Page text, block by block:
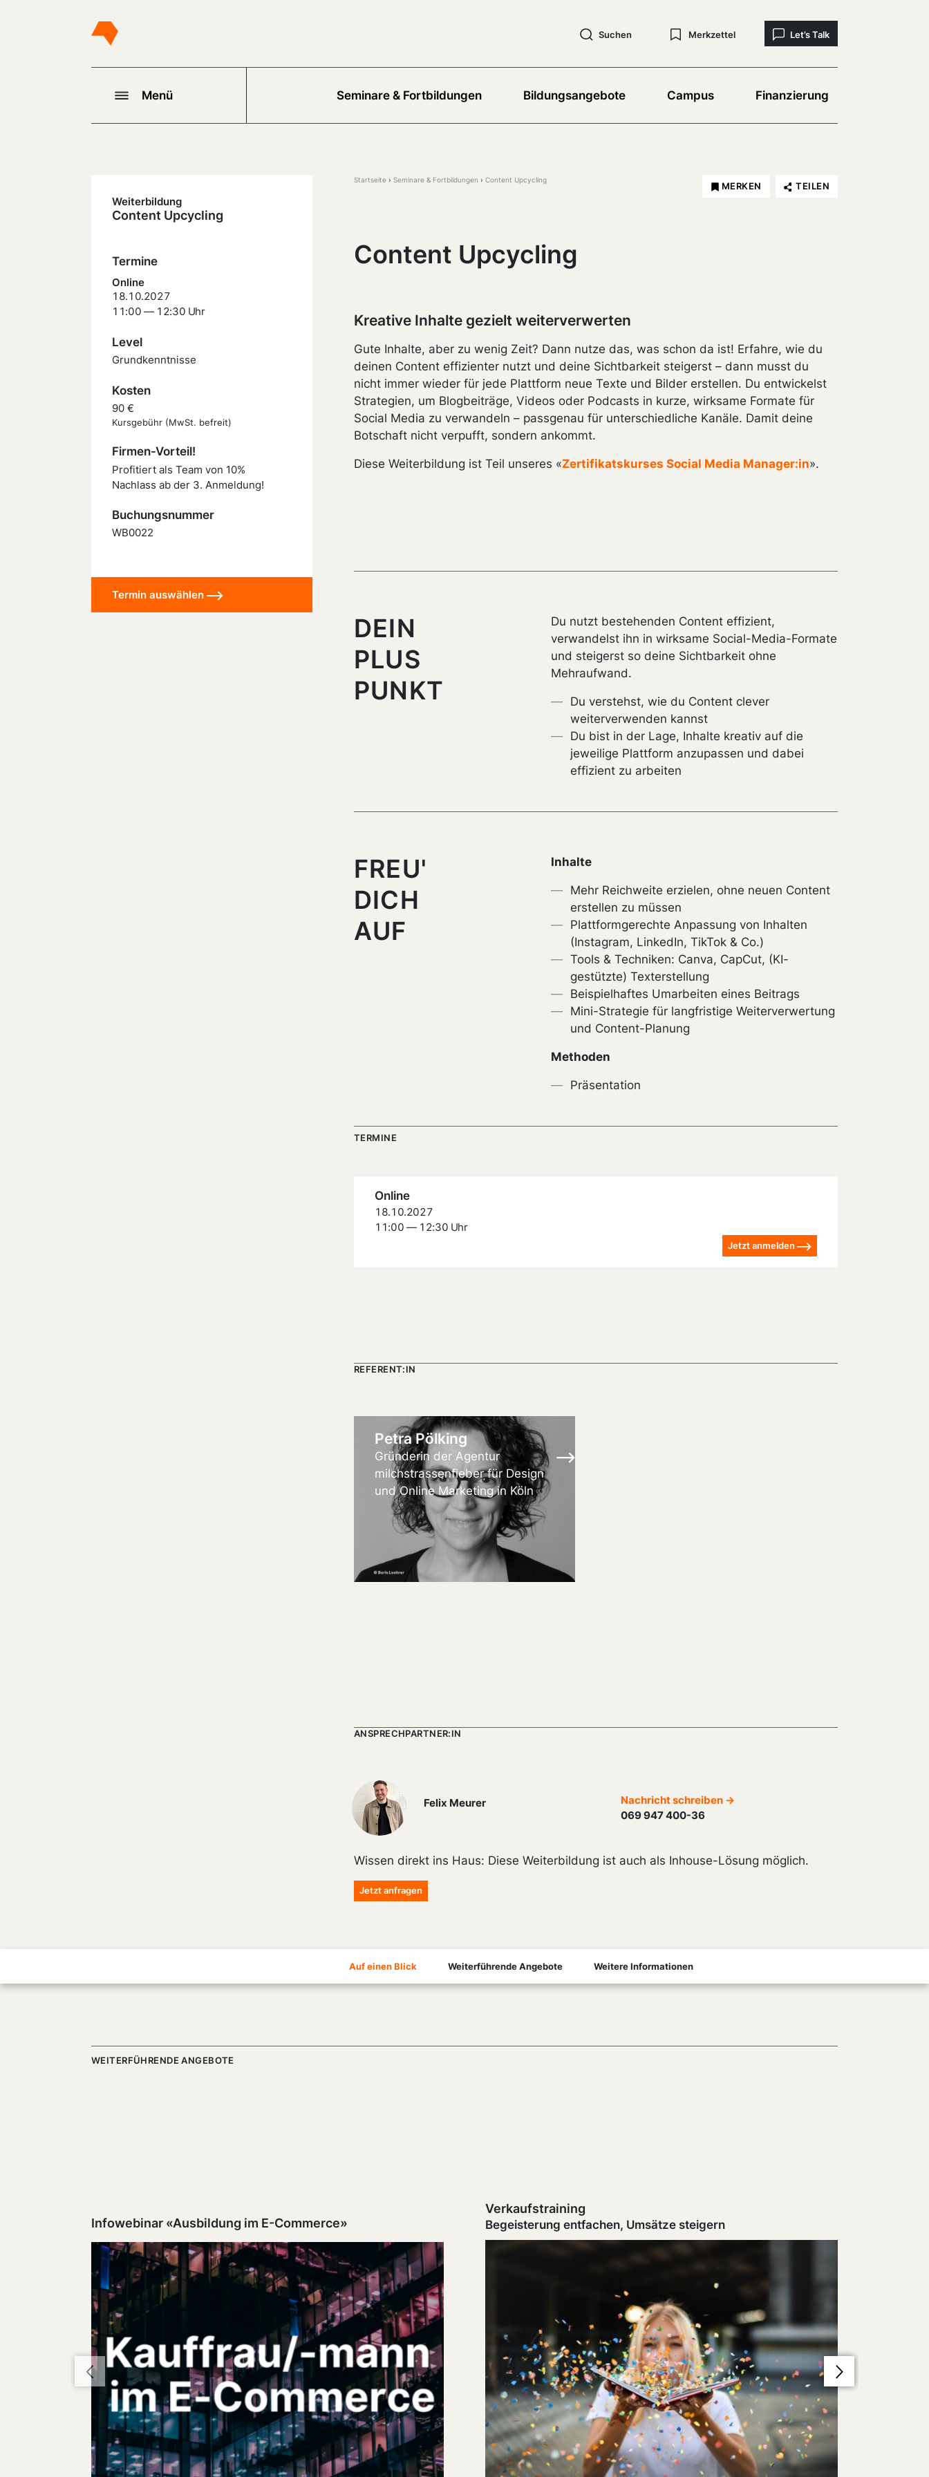
Suchen Merkzettel Let’s Talk
Menü Seminare & Fortbildungen Bildungsangebote Campus Finanzierung
Weiterbildung
Content Upcycling
Termine
Online
18.10.2027
11:00 — 12:30 Uhr
Level
Grundkenntnisse
Kosten
90 €
Kursgebühr (MwSt. befreit)
Firmen-Vorteil!
Profitiert als Team von 10%
Nachlass ab der 3. Anmeldung!
Buchungsnummer
WB0022
Termin auswählen
Startseite Seminare & Fortbildungen Content Upcycling
MERKEN TEILEN
Content Upcycling
Kreative Inhalte gezielt weiterverwerten
Gute Inhalte, aber zu wenig Zeit? Dann nutze das, was schon da ist! Erfahre, wie du
deinen Content effizienter nutzt und deine Sichtbarkeit steigerst – dann musst du
nicht immer wieder für jede Plattform neue Texte und Bilder erstellen. Du entwickelst
Strategien, um Blogbeiträge, Videos oder Podcasts in kurze, wirksame Formate für
Social Media zu verwandeln – passgenau für unterschiedliche Kanäle. Damit deine
Botschaft nicht verpufft, sondern ankommt.
Diese Weiterbildung ist Teil unseres «Zertifikatskurses Social Media Manager:in».
DEIN
PLUS
PUNKT
Du nutzt bestehenden Content effizient,
verwandelst ihn in wirksame Social-Media-Formate
und steigerst so deine Sichtbarkeit ohne
Mehraufwand.
Du verstehst, wie du Content clever
weiterverwenden kannst
Du bist in der Lage, Inhalte kreativ auf die
jeweilige Plattform anzupassen und dabei
effizient zu arbeiten
FREU'
DICH
AUF
Inhalte
Mehr Reichweite erzielen, ohne neuen Content
erstellen zu müssen
Plattformgerechte Anpassung von Inhalten
(Instagram, LinkedIn, TikTok & Co.)
Tools & Techniken: Canva, CapCut, (KI-
gestützte) Texterstellung
Beispielhaftes Umarbeiten eines Beitrags
Mini-Strategie für langfristige Weiterverwertung
und Content-Planung
Methoden
Präsentation
TERMINE
18.10.2027
11:00 — 12:30 Uhr
Online
Jetzt anmelden
REFERENT:IN
Petra Pölking
Gründerin der Agentur
milchstrassenfieber für Design
und Online Marketing in Köln
ANSPRECHPARTNER:IN
Felix Meurer
Nachricht schreiben →
069 947 400-36
Wissen direkt ins Haus: Diese Weiterbildung ist auch als Inhouse-Lösung möglich.
Jetzt anfragen
Auf einen Blick Weiterführende Angebote Weitere Informationen
WEITERFÜHRENDE ANGEBOTE
Infowebinar «Ausbildung im E-Commerce»
Verkaufstraining
Begeisterung entfachen, Umsätze steigern